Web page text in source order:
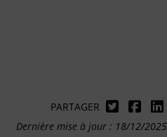
PARTAGER
Dernière mise à jour : 18/12/2025